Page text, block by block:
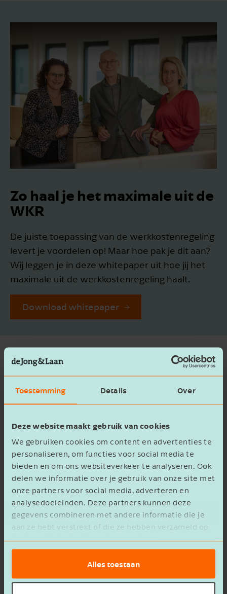
Toestemming Details Over
Deze website maakt gebruik van cookies
We gebruiken cookies om content en advertenties te
personaliseren, om functies voor social media te
bieden en om ons websiteverkeer te analyseren. Ook
delen we informatie over je gebruik van onze site met
onze partners voor social media, adverteren en
analysedoeleinden. Deze partners kunnen deze
gegevens combineren met andere informatie die je
aan ze hebt verstrekt of die ze hebben verzameld op
basis van het gebruik van hun services.
Alles toestaan
Zo haal je het maximale uit de
WKR
De juiste toepassing van de werkkostenregeling
levert je voordelen op! Maar hoe pak je dit aan?
Wij leggen je in deze whitepaper uit hoe jij het
maximale uit de werkkostenregeling haalt.
Download whitepaper
WHITEPAPER "ZO HAAL JE
HET MAXIMALE UIT DE
WKR"
Bedrijfsnaam
E-mailadres
nieuwsbrief met gratis tips,
2. Lage-inkomensvoordeel (LIV)
Een werkgever heeft onder voorwaarden recht
op lage-inkomensvoordeel (maximaal € 2.000
per werknemer) als een werknemer tenminste
verloonde uren bij de overdragende werkgever
gaan op dit moment niet mee naar de
overnemende werkgever en tellen dus niet
mee voor de overnemende werkgever.
Er is echter jurisprudentie waarin is beslist dat
de uren wel mee over dienen te gaan naar een
overnemende werkgever. Let dus op bij het
beoordelen van de (voorlopige) beschikking en
maak desnoods bezwaar.